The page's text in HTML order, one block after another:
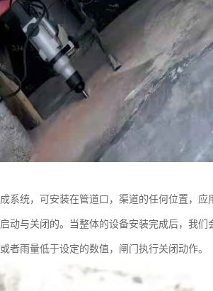
系统，可安装在管道口，渠道的任何位置，应
与关闭的。当整体的设备安装完成后，我们
者雨量低于设定的数值，闸门执行关闭动作。